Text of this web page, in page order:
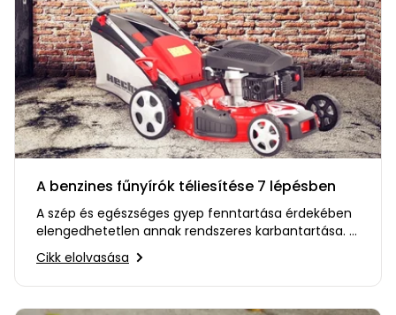
A benzines fűnyírók téliesítése 7 lépésben
A szép és egészséges gyep fenntartása érdekében
elengedhetetlen annak rendszeres karbantartása. A
karbantartásban…
Cikk elolvasása